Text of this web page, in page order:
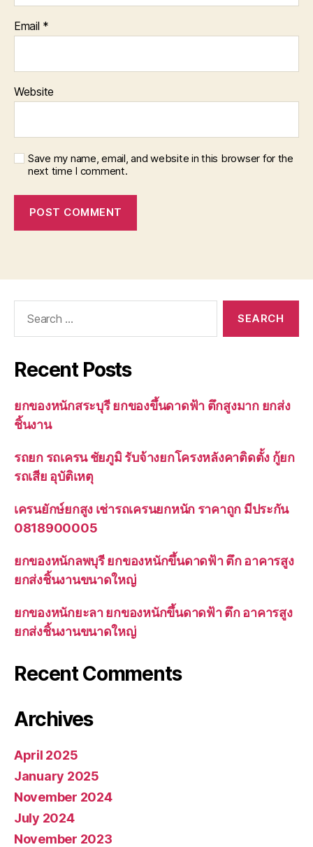
Email *
Website
Save my name, email, and website in this browser for the
next time I comment.
Recent Posts
ยกของหนักสระบุรี ยกของขึ้นดาดฟ้า ตึกสูงมาก ยกส่ง
ชิ้นงาน
รถยก รถเครน ชัยภูมิ รับจ้างยกโครงหลังคาติดตั้ง กู้ยก
รถเสีย อุบัติเหตุ
เครนยักษ์ยกสูง เช่ารถเครนยกหนัก ราคาถูก มีประกัน
0818900005
ยกของหนักลพบุรี ยกของหนักขึ้นดาดฟ้า ตึก อาคารสูง
ยกส่งชิ้นงานขนาดใหญ่
ยกของหนักยะลา ยกของหนักขึ้นดาดฟ้า ตึก อาคารสูง
ยกส่งชิ้นงานขนาดใหญ่
Recent Comments
Archives
April 2025
January 2025
November 2024
July 2024
November 2023